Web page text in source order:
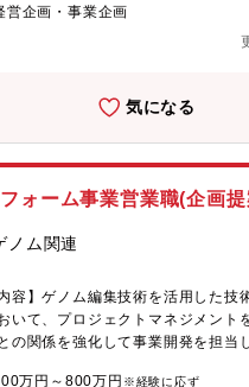
営企画・事業企画
気になる
ォーム事業営業職(企画
ノム関連
容】ゲノム編集技術を活用した技
いて、プロジェクトマネジメント
の関係を強化して事業開発を担当
万円～800万円 ※経験に応ず